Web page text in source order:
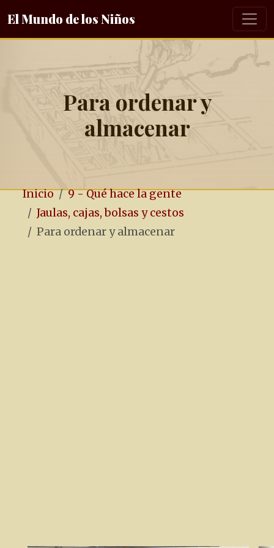
El Mundo de los Niños
Para ordenar y
almacenar
Inicio
9 - Qué hace la gente
Jaulas, cajas, bolsas y cestos
Para ordenar y almacenar